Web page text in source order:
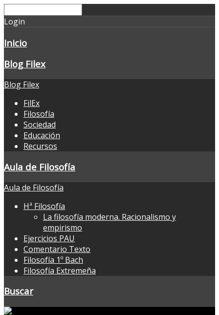
Login
Inicio
Blog Filex
Blog Filex
FilEx
Filosofía
Sociedad
Educación
Recursos
Aula de Filosofía
Aula de Filosofía
Hª Filosofía
La filosofía moderna. Racionalismo y
empirismo
Ejercicios PAU
Comentario Texto
Filosofía 1º Bach
Filosofía Extremeña
Buscar